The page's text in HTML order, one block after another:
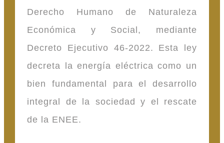
Derecho Humano de Naturaleza
Económica y Social, mediante
Decreto Ejecutivo 46-2022. Esta ley
decreta la energía eléctrica como un
bien fundamental para el desarrollo
integral de la sociedad y el rescate
de la ENEE.